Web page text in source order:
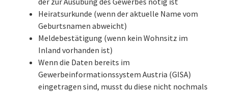
Heiratsurkunde (wenn der aktuelle Name vom
Geburtsnamen abweicht)
Meldebestätigung (wenn kein Wohnsitz im
Inland vorhanden ist)
Wenn die Daten bereits im
Gewerbeinformationssystem Austria (GISA)
eingetragen sind, musst du diese nicht nochmals